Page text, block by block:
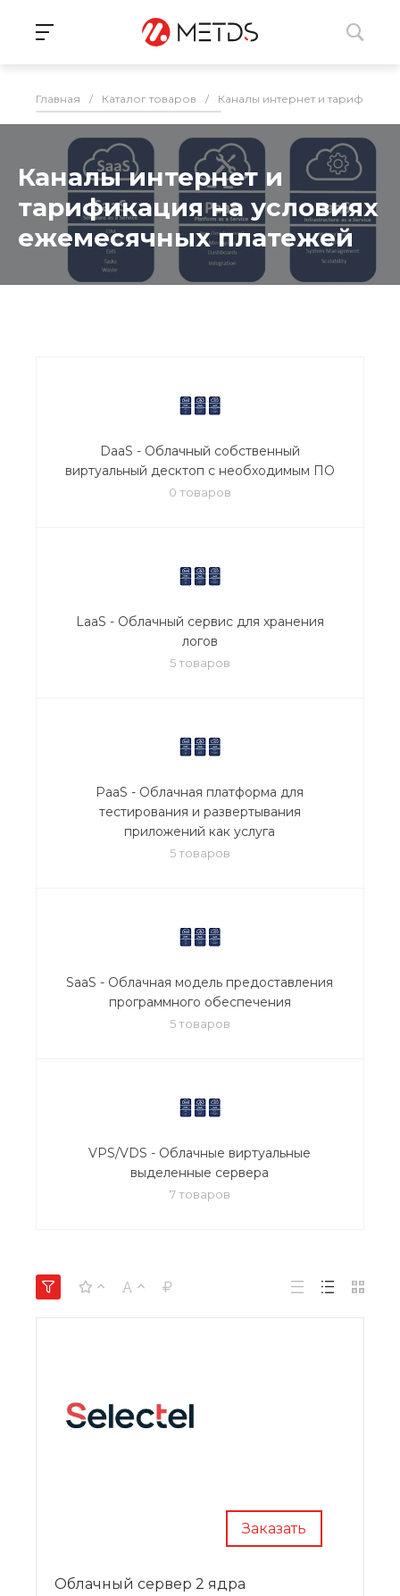
Главная / Каталог товаров / Каналы интернет и
Каналы интернет и
тарификация на условиях
ежемесячных платежей
DaaS - Облачный собственный
виртуальный десктоп с необходимым ПО
0 товаров
LaaS - Облачный сервис для хранения
логов
5 товаров
PaaS - Облачная платформа для
тестирования и развертывания
приложений как услуга
5 товаров
SaaS - Облачная модель предоставления
программного обеспечения
5 товаров
VPS/VDS - Облачные виртуальные
выделенные сервера
7 товаров
Заказать
Облачный сервер 2 ядра